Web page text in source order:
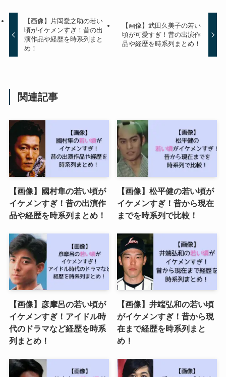
【画像】片岡愛之助の若い
頃がイケメンすぎ！昔の出
演作品や経歴を時系列まと
め！
【画像】武田久美子の若い
頃が可愛すぎ！昔の出演作
品や経歴を時系列まとめ！
関連記事
【画像】國村隼の若い頃が
イケメンすぎ！昔の出演作
品や経歴を時系列まとめ！
【画像】松平健の若い頃が
イケメンすぎ！昔から現在
までを時系列で比較！
【画像】彦摩呂の若い頃が
イケメンすぎ！アイドル時
代のドラマなど経歴を時系
列まとめ！
【画像】井端弘和の若い頃
がイケメンすぎ！昔から現
在まで経歴を時系列まと
め！